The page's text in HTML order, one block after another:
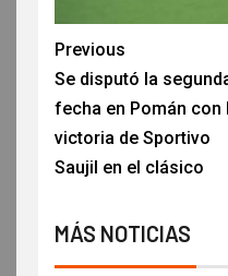
Previous
Se disputó la
fecha en Pomán con
victoria de Sportivo
Saujil en el clásico
MÁS NOTICIAS